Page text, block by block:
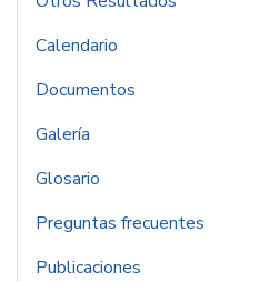
Calendario
Documentos
Galería
Glosario
Preguntas frecuentes
Publicaciones